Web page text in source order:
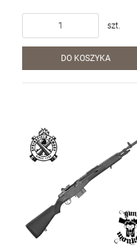
szt.
DO KOSZYKA